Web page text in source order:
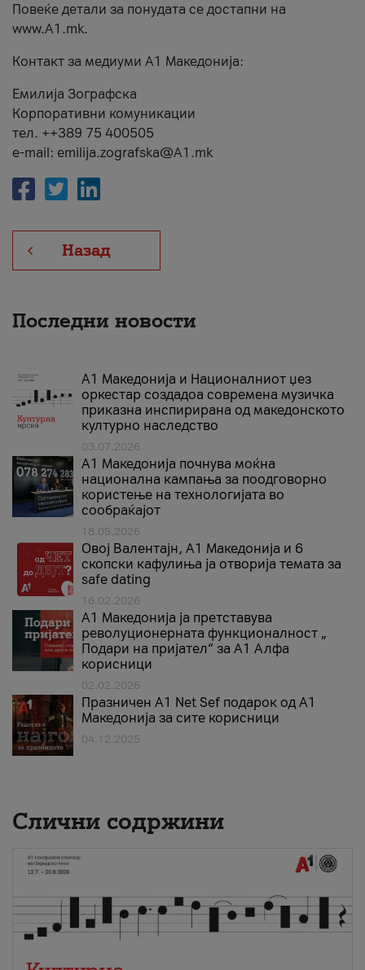
Повеќе детали за понудата се достапни на
www.А1.mk.
Контакт за медиуми А1 Македонија:
Емилија Зографска
Корпоративни комуникации
тел. ++389 75 400505
e-mail: emilija.zografska@A1.mk
Назад
Последни новости
А1 Македонија и Националниот џез
оркестар создадоа современа музичка
приказна инспирирана од македонското
културно наследство
03.07.2026
A1 Македонија почнува моќна
национална кампања за поодговорно
користење на технологијата во
сообраќајот
18.05.2026
Овој Валентајн, A1 Македонија и 6
скопски кафулиња ја отворија темата за
safe dating
16.02.2026
А1 Македонија ја претставува
револуционерната функционалност „
Подари на пријател“ за А1 Алфа
корисници
02.02.2026
Празничен A1 Net Sеf подарок од А1
Македонија за сите корисници
04.12.2025
Слични содржини